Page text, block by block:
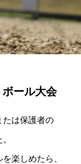
ール大会
たは保護者の
楽しめたら、